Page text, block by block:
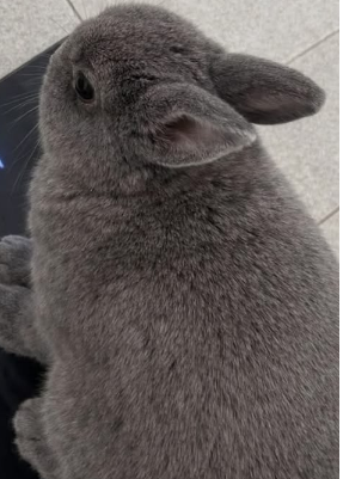
Espresso Black
Concentr...
Anzeige